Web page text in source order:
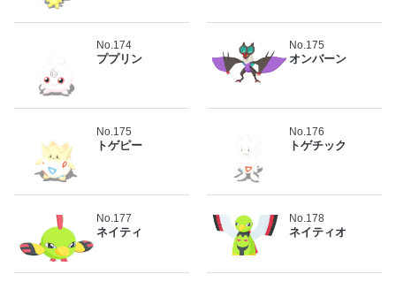
No.174
ププリン
No.175
オンバーン
No.175
トゲピー
No.176
トゲチック
No.177
ネイティ
No.178
ネイティオ